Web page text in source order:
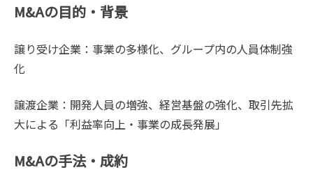
M&Aの目的・背景
譲り受け企業：事業の多様化、グループ内の人員体制強
化
譲渡企業：開発人員の増強、経営基盤の強化、取引先拡
大による「利益率向上・事業の成長発展」
M&Aの手法・成約